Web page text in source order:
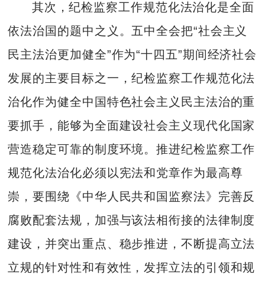
其次，纪检监察工作规范化法治化是全面
依法治国的题中之义。五中全会把“社会主义
民主法治更加健全”作为“十四五”期间经济社会
发展的主要目标之一，纪检监察工作规范化法
治化作为健全中国特色社会主义民主法治的重
要抓手，能够为全面建设社会主义现代化国家
营造稳定可靠的制度环境。推进纪检监察工作
规范化法治化必须以宪法和党章作为最高尊
崇，要围绕《中华人民共和国监察法》完善反
腐败配套法规，加强与该法相衔接的法律制度
建设，并突出重点、稳步推进，不断提高立法
立规的针对性和有效性，发挥立法的引领和规